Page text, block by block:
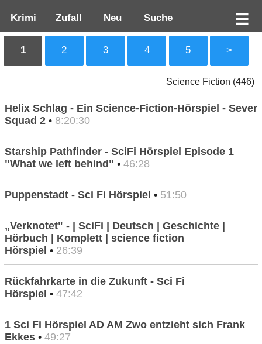
Krimi Zufall Neu Suche
1 2 3 4 5 >
Science Fiction (446)
Helix Schlag - Ein Science-Fiction-Hörspiel - Sever
Squad 2 • 8:20:30
Starship Pathfinder - SciFi Hörspiel Episode 1
"What we left behind" • 46:28
Puppenstadt - Sci Fi Hörspiel • 51:50
„Verknotet" - | SciFi | Deutsch | Geschichte |
Hörbuch | Komplett | science fiction
Hörspiel • 26:39
Rückfahrkarte in die Zukunft - Sci Fi
Hörspiel • 47:42
1 Sci Fi Hörspiel AD AM Zwo entzieht sich Frank
Ekkes • 49:27